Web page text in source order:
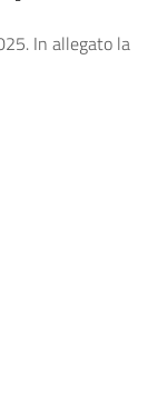
In allegato la